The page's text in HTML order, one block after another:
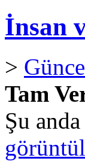
İnsan
>
Tam
Şu anda